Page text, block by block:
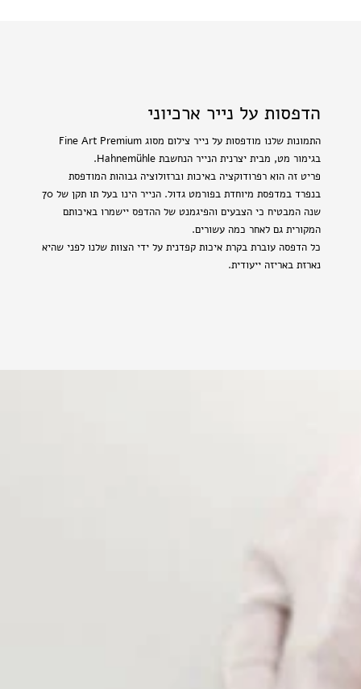
הדפסות על נייר ארכיוני
התמונות שלנו מודפסות על נייר צילום מסוג Fine Art Premium
בגימור מט, מבית יצרנית הנייר הנחשבת Hahnemühle.
פריט זה הוא רפרודוקציה באיכות וברזולוציה גבוהות המודפסת
בנפרד במדפסת מיוחדת בפורמט גדול. הנייר הינו בעל תו תקן של 70
שנה המבטיח כי הצבעים והפיגמנט של ההדפס יישמרו באיכותם
המקורית גם לאחר כמה עשורים.
כל הדפסה עוברת בקרת איכות קפדנית על ידי הצוות שלנו לפני שהיא
נארזת באריזה ייעודית.